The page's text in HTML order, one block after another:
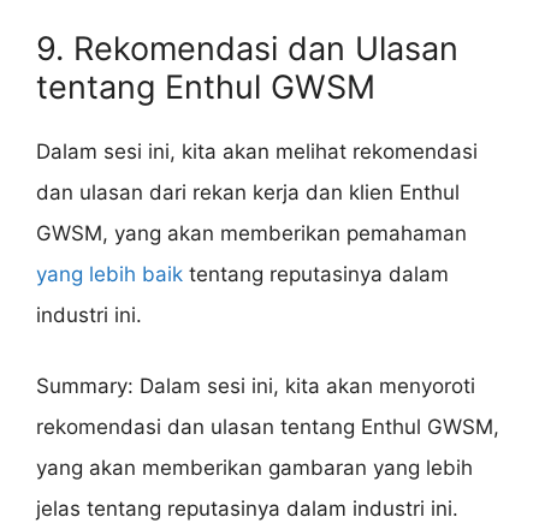
9. Rekomendasi dan Ulasan
tentang Enthul GWSM
Dalam sesi ini, kita akan melihat rekomendasi
dan ulasan dari rekan kerja dan klien Enthul
GWSM, yang akan memberikan pemahaman
yang lebih baik tentang reputasinya dalam
industri ini.
Summary: Dalam sesi ini, kita akan menyoroti
rekomendasi dan ulasan tentang Enthul GWSM,
yang akan memberikan gambaran yang lebih
jelas tentang reputasinya dalam industri ini.